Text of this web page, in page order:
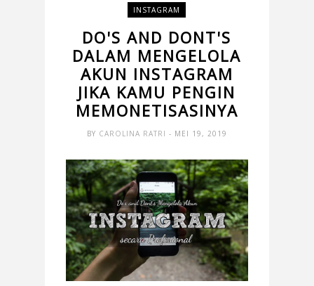
INSTAGRAM
DO'S AND DONT'S
DALAM MENGELOLA
AKUN INSTAGRAM
JIKA KAMU PENGIN
MEMONETISASINYA
BY CAROLINA RATRI - MEI 19, 2019